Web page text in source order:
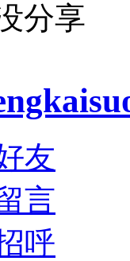
分享
友
言
呼